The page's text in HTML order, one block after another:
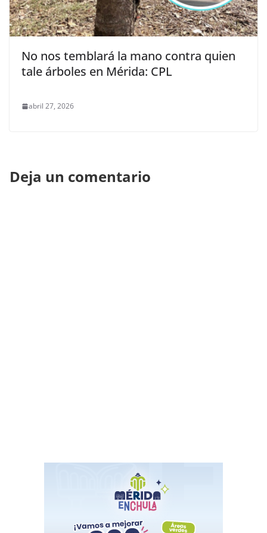
No nos temblará la mano contra quien
tale árboles en Mérida: CPL
abril 27, 2026
Deja un comentario